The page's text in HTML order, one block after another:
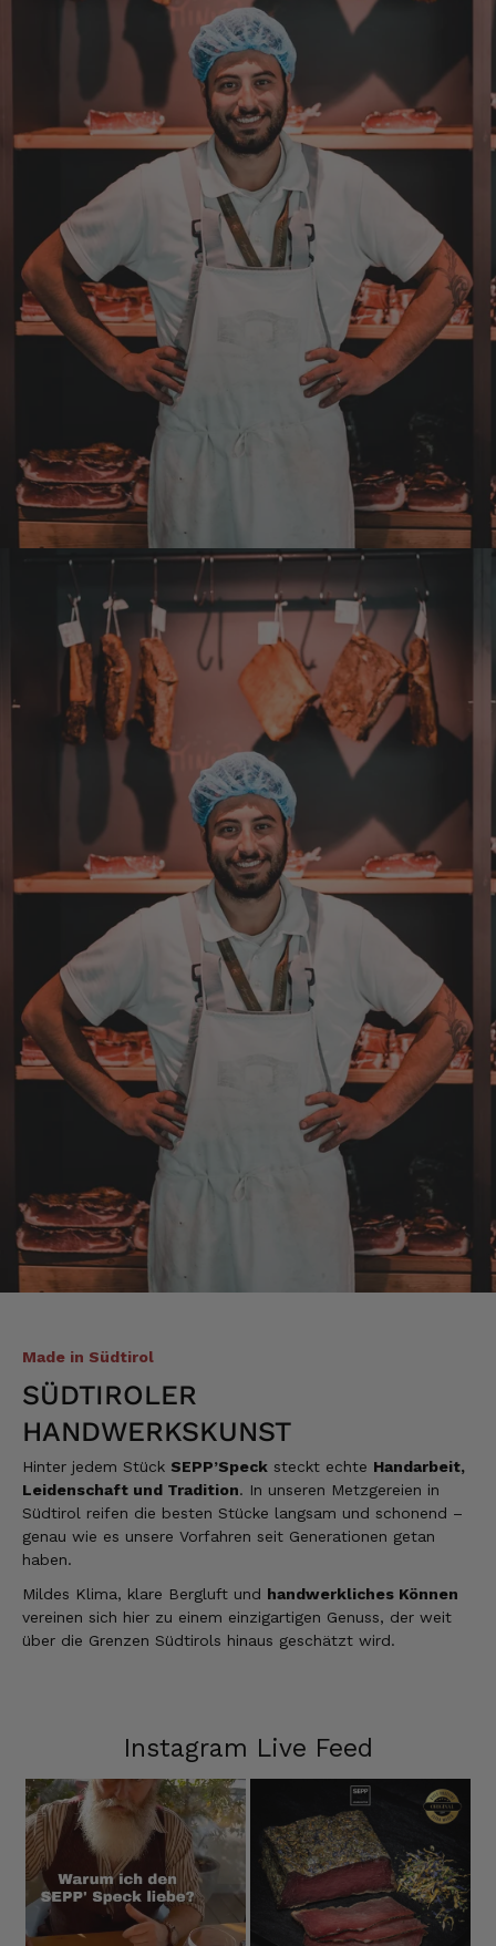
Made in Südtirol
SÜDTIROLER
HANDWERKSKUNST
Hinter jedem Stück SEPP’Speck steckt echte Handarbeit,
Leidenschaft und Tradition. In unseren Metzgereien in
Südtirol reifen die besten Stücke langsam und schonend –
genau wie es unsere Vorfahren seit Generationen getan
haben.
Mildes Klima, klare Bergluft und handwerkliches Können
vereinen sich hier zu einem einzigartigen Genuss, der weit
über die Grenzen Südtirols hinaus geschätzt wird.
Instagram Live Feed
Verifizierter Kunde
Top Ware. Top Lieferung. Immer wieder👍
Silvia
Verifizierter Kunde
Schmeckt alles sehe lecker würde und werde
immer wieder bestellen. 👍🤤🤤❤️
7.8.2026
Ellen
Verifizierter Kunde
Eurer Speck 🥓 ist einfach zum reinknien. Der
Geschmack… wie auf Wolke sieben.
Wolfgang
Qualität, Geschmack die Lieferung und die
Verpackung, alles super. Bei kleinen
Problemen wurde sofort geholfen. Hier kann
man ohne bedenken bestellen.
7.8.2026
Steffi
Verifizierter Kunde
Sehr gute Produkte und auch eine schnelle
Lieferung. Produkte auch lange haltbar.
Verifizierter Kunde
Die Ware wurde sehr schnell geliefert und ich
habe sie dann auch gleich probiert und es ist
natürlich ein wunderbarer Geschmack aus
Tirol und ich bin froh, dass sie so eine gute
Qualität liefert
Christa
Verifizierter Kunde
Der Schinken schmeckt sehr gut durch die
Bergkräuter. Ich würde mir wünschen
einzelne Teile zu bestellen. Meistens sind es
Pakete. Bin Rentnerin und brauche nicht so
viel.
7.8.2026